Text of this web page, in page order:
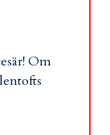
Om